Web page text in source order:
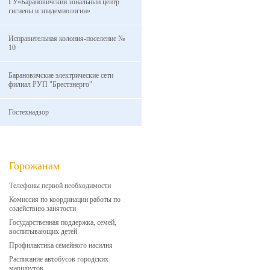
ГУ«Барановичский зональный центр
гигиены и эпидемиологии»
Исправительная колония-поселение №
10
Барановичские электрические сети
филиал РУП "Брестэнерго"
Гостехнадзор
Горожанам
Телефоны первой необходимости
Комиссия по координации работы по
содействию занятости
Государственная поддержка, семей,
воспитывающих детей
Профилактика семейного насилия
Расписание автобусов городских
маршрутов